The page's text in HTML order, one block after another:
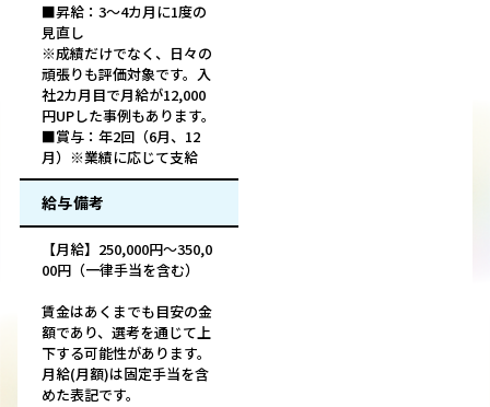
■昇給：3～4カ月に1度の
見直し
※成績だけでなく、日々の
頑張りも評価対象です。入
社2カ月目で月給が12,000
円UPした事例もあります。
■賞与：年2回（6月、12
月）※業績に応じて支給
給与備考
【月給】250,000円～350,0
00円（一律手当を含む）
賃金はあくまでも目安の金
額であり、選考を通じて上
下する可能性があります。
月給(月額)は固定手当を含
めた表記です。